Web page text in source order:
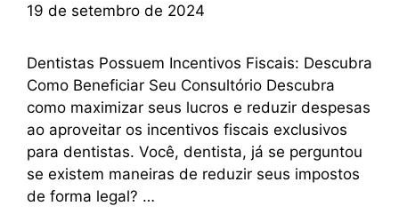
19 de setembro de 2024
Dentistas Possuem Incentivos Fiscais: Descubra
Como Beneficiar Seu Consultório Descubra
como maximizar seus lucros e reduzir despesas
ao aproveitar os incentivos fiscais exclusivos
para dentistas. Você, dentista, já se perguntou
se existem maneiras de reduzir seus impostos
de forma legal? …